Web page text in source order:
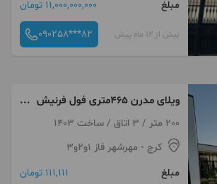
مبلغ
11,000,000,000 تومان
بیش از 12 ماه پیش 090258***82
ویلای مدرن ۴۶۵متری فول فرنیش
کردان تهراندشت سرخاب
200 متر / 3 اتاق / ساخت 1403
کرج - مهرشهر فاز ۱و۲و۳
مبلغ
111,111 تومان